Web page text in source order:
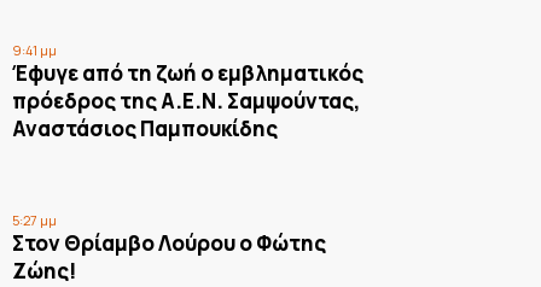
9:41 μμ
Έφυγε από τη ζωή ο εμβληματικός
πρόεδρος της Α.Ε.Ν. Σαμψούντας,
Αναστάσιος Παμπουκίδης
5:27 μμ
Στον Θρίαμβο Λούρου ο Φώτης
Ζώης!